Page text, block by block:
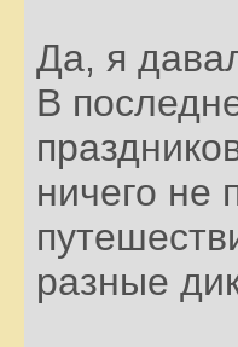
Да, я
В
ничего не
разные